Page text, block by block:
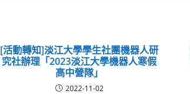
[活動轉知]淡江大學學生社團機器人研
究社辦理「2023淡江大學機器人寒假
高中營隊」
2022-11-02